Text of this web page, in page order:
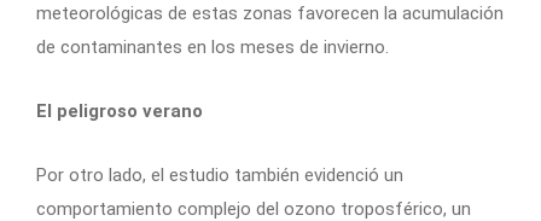
meteorológicas de estas zonas favorecen la acumulación
de contaminantes en los meses de invierno.
El peligroso verano
Por otro lado, el estudio también evidenció un
comportamiento complejo del ozono troposférico, un